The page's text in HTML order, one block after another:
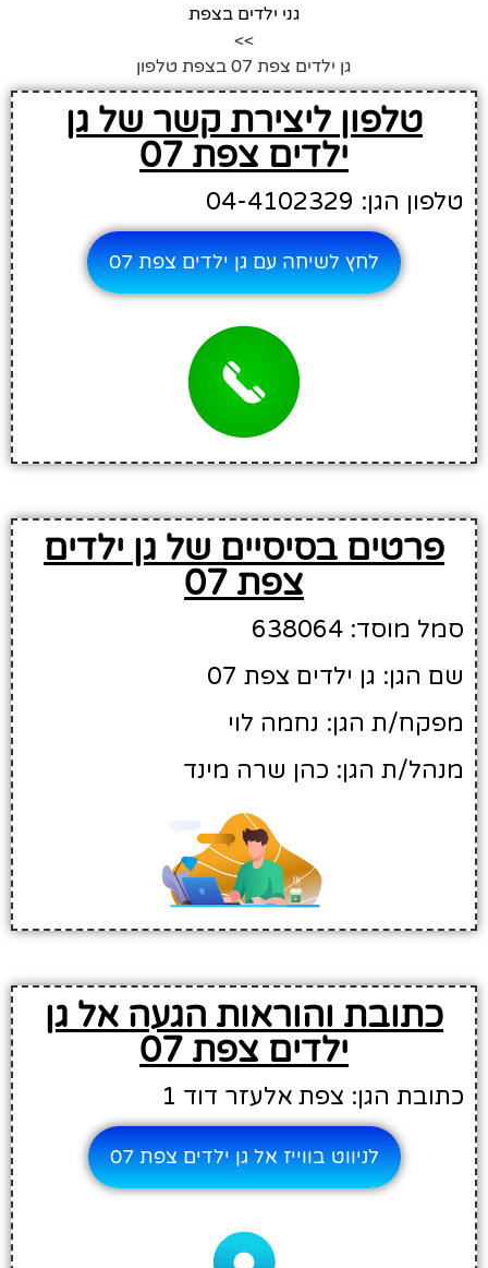
גני ילדים בצפת
>>
גן ילדים צפת 07 בצפת טלפון
טלפון ליצירת קשר של גן
ילדים צפת 07
טלפון הגן: 04-4102329
לחץ לשיחה עם גן ילדים צפת 07
פרטים בסיסיים של גן ילדים
צפת 07
סמל מוסד: 638064
שם הגן: גן ילדים צפת 07
מפקח/ת הגן: נחמה לוי
מנהל/ת הגן: כהן שרה מינד
כתובת והוראות הגעה אל גן
ילדים צפת 07
כתובת הגן: צפת אלעזר דוד 1
לניווט בווייז אל גן ילדים צפת 07